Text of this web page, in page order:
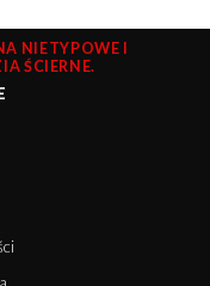
NIETYPOWE I
ŚCIERNE.